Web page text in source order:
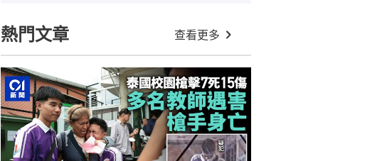
熱門文章 查看更多